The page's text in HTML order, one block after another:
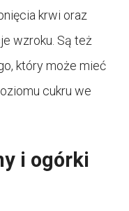
krwi oraz
wzroku. Są też
który może mieć
cukru we
i ogórki